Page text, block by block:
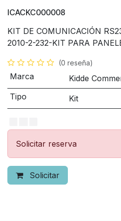
ICACKC000008
KIT DE COMUNICACIÓN
2010-2-232-KIT PARA
(0 reseña)
Marca
Kidde
Tipo
Kit
Solicitar reserva
Solicitar